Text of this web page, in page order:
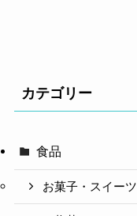
カテゴリー
食品
お菓子・スイーツ